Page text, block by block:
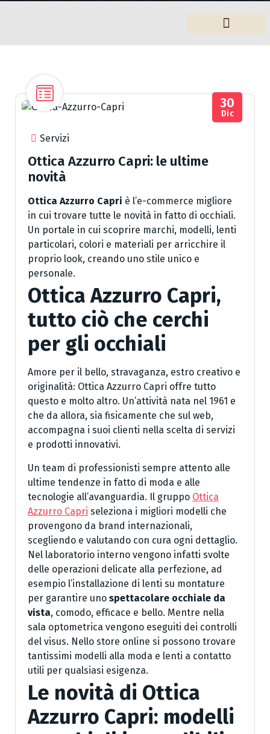
Servizi
30
Dic
Ottica Azzurro Capri: le ultime
novità
Ottica Azzurro Capri è l’e-commerce migliore
in cui trovare tutte le novità in fatto di occhiali.
Un portale in cui scoprire marchi, modelli, lenti
particolari, colori e materiali per arricchire il
proprio look, creando uno stile unico e
personale.
Ottica Azzurro Capri,
tutto ciò che cerchi
per gli occhiali
Amore per il bello, stravaganza, estro creativo e
originalità: Ottica Azzurro Capri offre tutto
questo e molto altro. Un’attività nata nel 1961 e
che da allora, sia fisicamente che sul web,
accompagna i suoi clienti nella scelta di servizi
e prodotti innovativi.
Un team di professionisti sempre attento alle
ultime tendenze in fatto di moda e alle
tecnologie all’avanguardia. Il gruppo Ottica
Azzurro Capri seleziona i migliori modelli che
provengono da brand internazionali,
scegliendo e valutando con cura ogni dettaglio.
Nel laboratorio interno vengono infatti svolte
delle operazioni delicate alla perfezione, ad
esempio l’installazione di lenti su montature
per garantire uno spettacolare occhiale da
vista, comodo, efficace e bello. Mentre nella
sala optometrica vengono eseguiti dei controlli
del visus. Nello store online si possono trovare
tantissimi modelli alla moda e lenti a contatto
utili per qualsiasi esigenza.
Le novità di Ottica
Azzurro Capri: modelli